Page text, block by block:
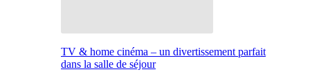
TV & home cinéma – un divertissement parfait
dans la salle de séjour